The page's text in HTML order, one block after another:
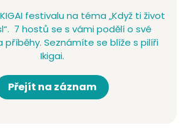
festivalu na téma „Když ti život
7 hostů se s vámi podělí o své
příběhy. Seznámíte se blíže s pilíři
Ikigai.
Přejít na záznam